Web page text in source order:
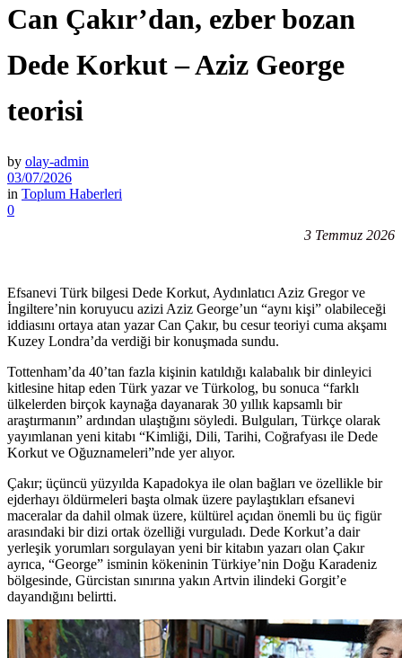
Can Çakır’dan, ezber bozan
Dede Korkut – Aziz George
teorisi
by olay-admin
03/07/2026
in Toplum Haberleri
0
3 Temmuz 2026
Efsanevi Türk bilgesi Dede Korkut, Aydınlatıcı Aziz Gregor ve
İngiltere’nin koruyucu azizi Aziz George’un “aynı kişi” olabileceği
iddiasını ortaya atan yazar Can Çakır, bu cesur teoriyi cuma akşamı
Kuzey Londra’da verdiği bir konuşmada sundu.
Tottenham’da 40’tan fazla kişinin katıldığı kalabalık bir dinleyici
kitlesine hitap eden Türk yazar ve Türkolog, bu sonuca “farklı
ülkelerden birçok kaynağa dayanarak 30 yıllık kapsamlı bir
araştırmanın” ardından ulaştığını söyledi. Bulguları, Türkçe olarak
yayımlanan yeni kitabı “Kimliği, Dili, Tarihi, Coğrafyası ile Dede
Korkut ve Oğuznameleri”nde yer alıyor.
Çakır; üçüncü yüzyılda Kapadokya ile olan bağları ve özellikle bir
ejderhayı öldürmeleri başta olmak üzere paylaştıkları efsanevi
maceralar da dahil olmak üzere, kültürel açıdan önemli bu üç figür
arasındaki bir dizi ortak özelliği vurguladı. Dede Korkut’a dair
yerleşik yorumları sorgulayan yeni bir kitabın yazarı olan Çakır
ayrıca, “George” isminin kökeninin Türkiye’nin Doğu Karadeniz
bölgesinde, Gürcistan sınırına yakın Artvin ilindeki Gorgit’e
dayandığını belirtti.